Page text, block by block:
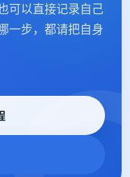
可以直接记录自己
一步，都请把自身